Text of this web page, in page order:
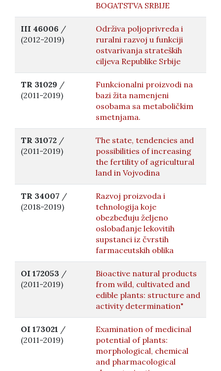
BOGATSTVA SRBIJE
III 46006 /
(2012-2019)
Održiva poljoprivreda i
ruralni razvoj u funkciji
ostvarivanja strateških
ciljeva Republike Srbije
TR 31029 /
(2011-2019)
Funkcionalni proizvodi na
bazi žita namenjeni
osobama sa metaboličkim
smetnjama.
TR 31072 /
(2011-2019)
The state, tendencies and
possibilities of increasing
the fertility of agricultural
land in Vojvodina
TR 34007 /
(2018-2019)
Razvoj proizvoda i
tehnologija koje
obezbeđuju željeno
oslobađanje lekovitih
supstanci iz čvrstih
farmaceutskih oblika
OI 172053 /
(2011-2019)
Bioactive natural products
from wild, cultivated and
edible plants: structure and
activity determination"
OI 173021 /
(2011-2019)
Examination of medicinal
potential of plants:
morphological, chemical
and pharmacological